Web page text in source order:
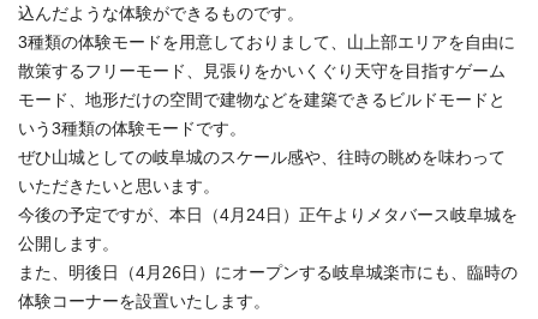
込んだような体験ができるものです。
3種類の体験モードを用意しておりまして、山上部エリアを自由に
散策するフリーモード、見張りをかいくぐり天守を目指すゲーム
モード、地形だけの空間で建物などを建築できるビルドモードと
いう3種類の体験モードです。
ぜひ山城としての岐阜城のスケール感や、往時の眺めを味わって
いただきたいと思います。
今後の予定ですが、本日（4月24日）正午よりメタバース岐阜城を
公開します。
また、明後日（4月26日）にオープンする岐阜城楽市にも、臨時の
体験コーナーを設置いたします。